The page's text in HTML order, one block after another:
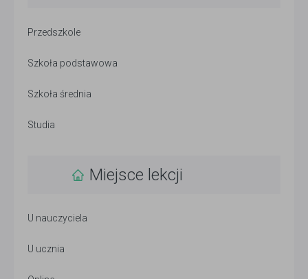
Przedszkole
Szkoła podstawowa
Szkoła średnia
Studia
Miejsce lekcji
U nauczyciela
U ucznia